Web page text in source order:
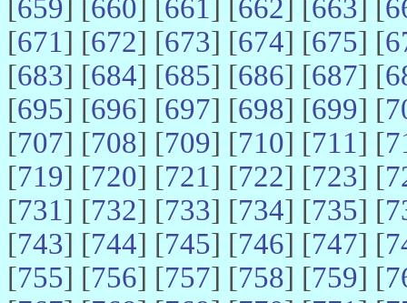
[659] [660] [661] [662] [663] [
[671] [672] [673] [674] [675] [
[683] [684] [685] [686] [687] [
[695] [696] [697] [698] [699] [
[707] [708] [709] [710] [711] [
[719] [720] [721] [722] [723] [
[731] [732] [733] [734] [735] [
[743] [744] [745] [746] [747] [
[755] [756] [757] [758] [759] [